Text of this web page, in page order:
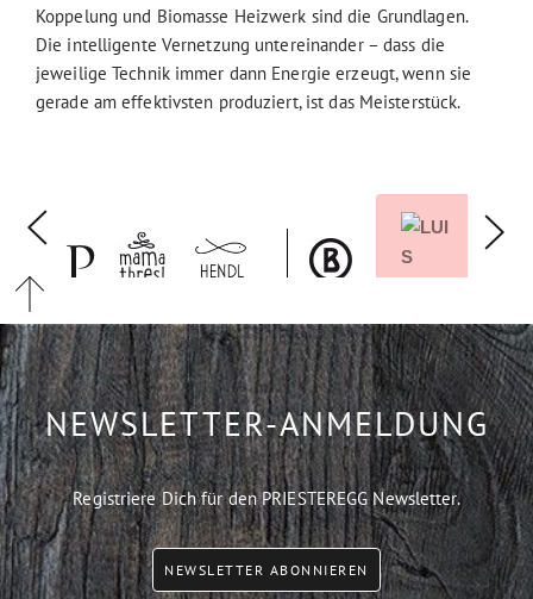
Koppelung und Biomasse Heizwerk sind die Grundlagen.
Die intelligente Vernetzung untereinander – dass die
jeweilige Technik immer dann Energie erzeugt, wenn sie
gerade am effektivsten produziert, ist das Meisterstück.
NEWSLETTER-ANMELDUNG
Registriere Dich für den PRIESTEREGG Newsletter.
NEWSLETTER ABONNIEREN